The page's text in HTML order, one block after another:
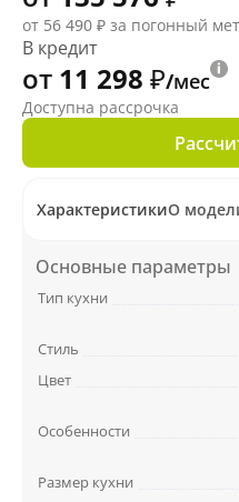
от 56 490 ₽ за погонный
В кредит
от 11 298 ₽/мес
Доступна рассрочка
ХарактеристикиО
Основные параметры
Тип кухни
Стиль
Цвет
Особенности
Размер кухни